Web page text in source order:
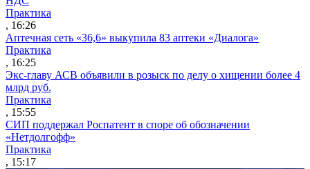
Практика
, 16:26
Аптечная сеть «36,6» выкупила 83 аптеки «Диалога»
Практика
, 16:25
Экс-главу АСВ объявили в розыск по делу о хищении более 4
млрд руб.
Практика
, 15:55
СИП поддержал Роспатент в споре об обозначении
«Нетдолгофф»
Практика
, 15:17